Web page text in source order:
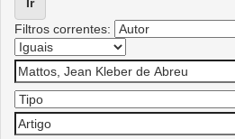
Filtros correntes: